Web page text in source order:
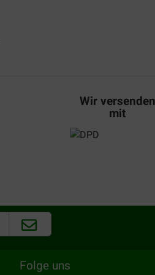
Wir versenden
mit
Folge uns